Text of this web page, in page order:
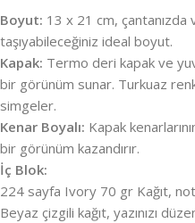
Boyut: 13 x 21 cm, çantanızda
taşıyabileceğiniz ideal boyut.
Kapak: Termo deri kapak ve
bir görünüm sunar. Turkuaz
simgeler.
Kenar Boyalı: Kapak
bir görünüm kazandırır.
İç Blok:
224 sayfa Ivory 70 gr Kağıt,
Beyaz çizgili kağıt, yazınızı